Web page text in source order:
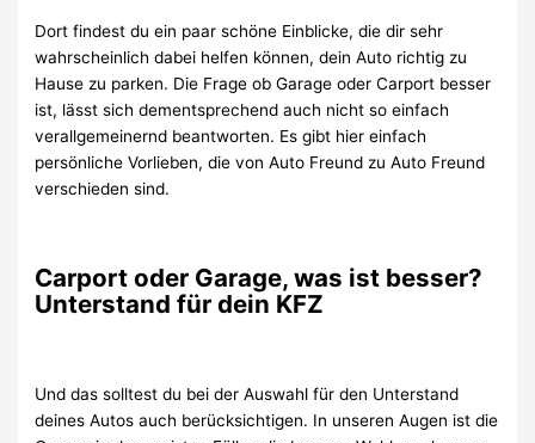
Dort findest du ein paar schöne Einblicke, die dir sehr
wahrscheinlich dabei helfen können, dein Auto richtig zu
Hause zu parken. Die Frage ob Garage oder Carport besser
ist, lässt sich dementsprechend auch nicht so einfach
verallgemeinernd beantworten. Es gibt hier einfach
persönliche Vorlieben, die von Auto Freund zu Auto Freund
verschieden sind.
Carport oder Garage, was ist besser?
Unterstand für dein KFZ
Und das solltest du bei der Auswahl für den Unterstand
deines Autos auch berücksichtigen. In unseren Augen ist die